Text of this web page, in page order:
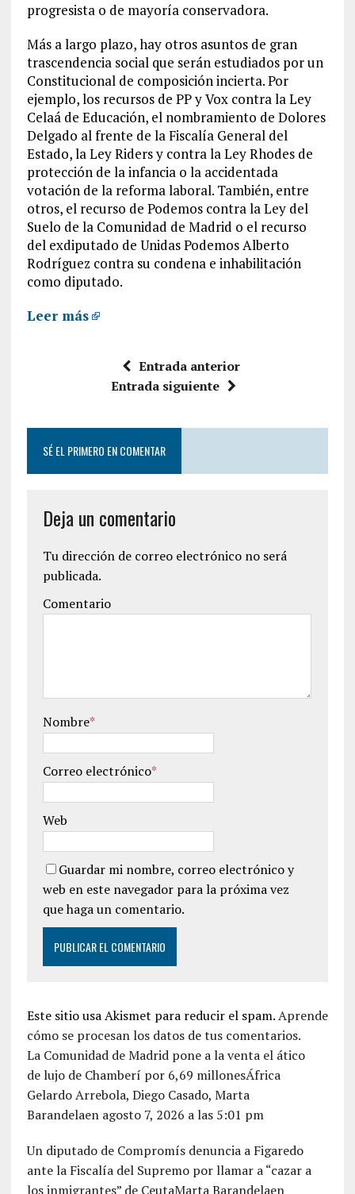
progresista o de mayoría conservadora.
Más a largo plazo, hay otros asuntos de gran
trascendencia social que serán estudiados por un
Constitucional de composición incierta. Por
ejemplo, los recursos de PP y Vox contra la Ley
Celaá de Educación, el nombramiento de Dolores
Delgado al frente de la Fiscalía General del
Estado, la Ley Riders y contra la Ley Rhodes de
protección de la infancia o la accidentada
votación de la reforma laboral. También, entre
otros, el recurso de Podemos contra la Ley del
Suelo de la Comunidad de Madrid o el recurso
del exdiputado de Unidas Podemos Alberto
Rodríguez contra su condena e inhabilitación
como diputado.
Leer más
Entrada anterior
Entrada siguiente
SÉ EL PRIMERO EN COMENTAR
Deja un comentario
Tu dirección de correo electrónico no será
publicada.
Comentario
Nombre*
Correo electrónico*
Web
Guardar mi nombre, correo electrónico y
web en este navegador para la próxima vez
que haga un comentario.
Este sitio usa Akismet para reducir el spam.Aprende
cómo se procesan los datos de tus comentarios.
La Comunidad de Madrid pone a la venta el ático
de lujo de Chamberí por 6,69 millonesÁfrica
Gelardo Arrebola, Diego Casado, Marta
Barandelaen agosto 7, 2026 a las 5:01 pm
Un diputado de Compromís denuncia a Figaredo
ante la Fiscalía del Supremo por llamar a “cazar a
los inmigrantes” de CeutaMarta Barandelaen